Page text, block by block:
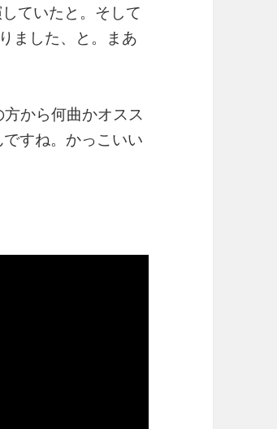
ていたと。そして
ました、と。まあ
から何曲かオスス
すね。かっこいい